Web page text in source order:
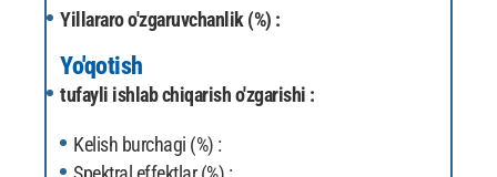
Yillararo o'zgaruvchanlik (%) :
Yo'qotish
tufayli ishlab chiqarish o'zgarishi :
Kelish burchagi (%) :